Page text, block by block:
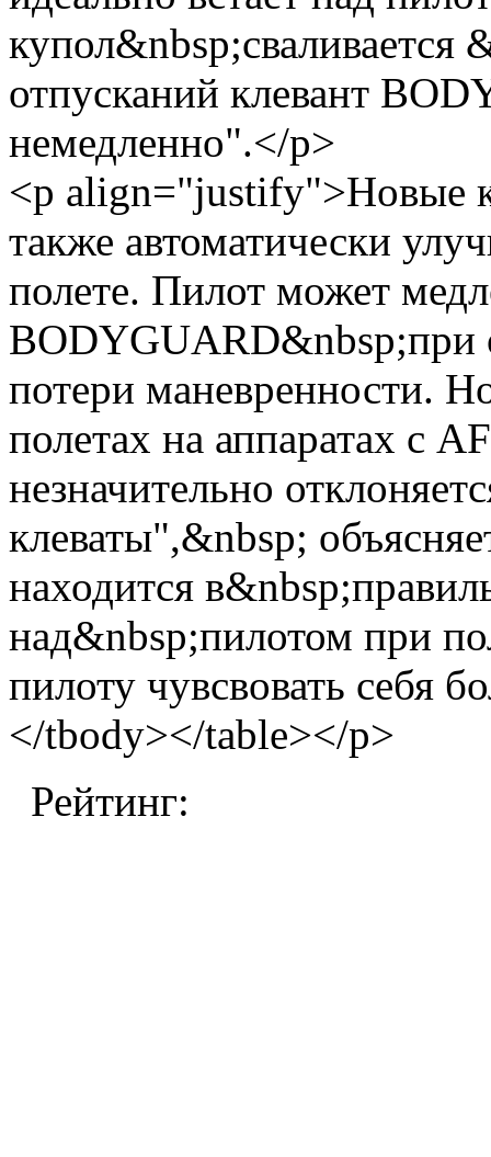
купол&nbsp;сваливается
отпусканий клевант
немедленно".</p>
<p align="justify">Новые
также автоматически
полете. Пилот может
BODYGUARD&nbsp;при
потери маневренности.
полетах на аппаратах с
незначительно
клеваты",&nbsp;
находится
над&nbsp;пилотом при
пилоту чувсвовать себя
</tbody></table></p>
Рейтинг: